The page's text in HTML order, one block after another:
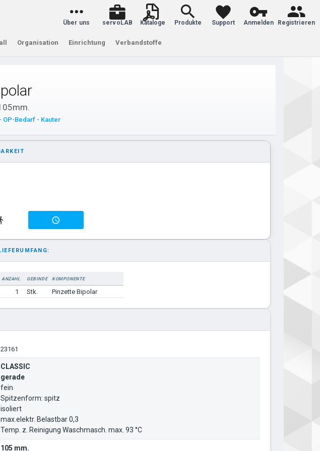
Über uns servoLAB Kataloge Produkte Support Anmelden Registrieren
Organisation Einrichtung Verbandstoffe
OP-Bedarf - Kauter
ANZAHL GEBINDE KOMPONENTE
1
Stk. Pinzette Bipolar
23161
CLASSIC
gerade
fein
Spitzenform: spitz
isoliert
max.elektr. Belastbar 0,3
Temp. z. Reinigung Waschmasch. max. 93 °C
105 mm.